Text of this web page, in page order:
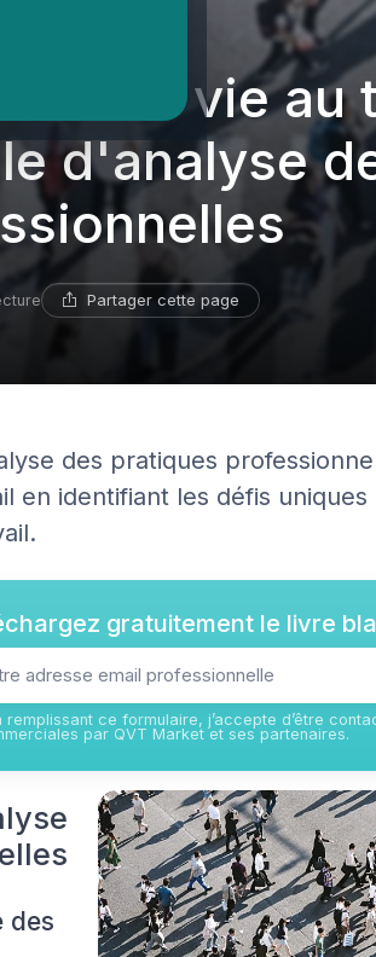
de vie au
d'analyse
Partager cette page
des pratiques
en identifiant les défis
gratuitement le livre
remplissant ce formulaire, j’accepte d’être
par QVT Market et ses partenaires.
des